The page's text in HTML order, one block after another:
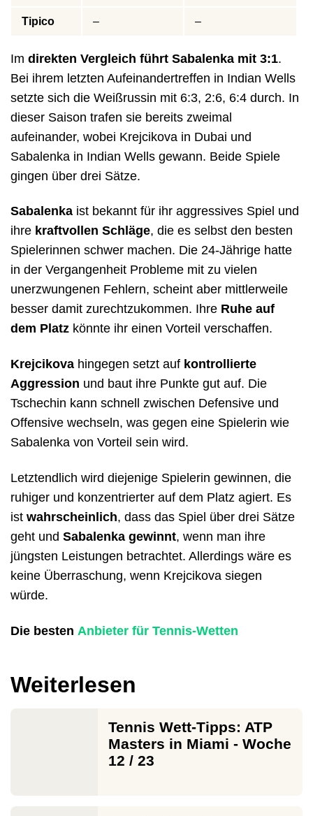
Tipico – –
Im direkten Vergleich führt Sabalenka mit 3:1.
Bei ihrem letzten Aufeinandertreffen in Indian Wells
setzte sich die Weißrussin mit 6:3, 2:6, 6:4 durch. In
dieser Saison trafen sie bereits zweimal
aufeinander, wobei Krejcikova in Dubai und
Sabalenka in Indian Wells gewann. Beide Spiele
gingen über drei Sätze.
Sabalenka ist bekannt für ihr aggressives Spiel und
ihre kraftvollen Schläge, die es selbst den besten
Spielerinnen schwer machen. Die 24-Jährige hatte
in der Vergangenheit Probleme mit zu vielen
unerzwungenen Fehlern, scheint aber mittlerweile
besser damit zurechtzukommen. Ihre Ruhe auf
dem Platz könnte ihr einen Vorteil verschaffen.
Krejcikova hingegen setzt auf kontrollierte
Aggression und baut ihre Punkte gut auf. Die
Tschechin kann schnell zwischen Defensive und
Offensive wechseln, was gegen eine Spielerin wie
Sabalenka von Vorteil sein wird.
Letztendlich wird diejenige Spielerin gewinnen, die
ruhiger und konzentrierter auf dem Platz agiert. Es
ist wahrscheinlich, dass das Spiel über drei Sätze
geht und Sabalenka gewinnt, wenn man ihre
jüngsten Leistungen betrachtet. Allerdings wäre es
keine Überraschung, wenn Krejcikova siegen
würde.
Die besten Anbieter für Tennis-Wetten
Weiterlesen
Tennis Wett-Tipps: ATP
Masters in Miami - Woche
12 / 23